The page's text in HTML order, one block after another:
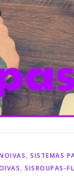
, SISTEMAS
, SISROUPAS-